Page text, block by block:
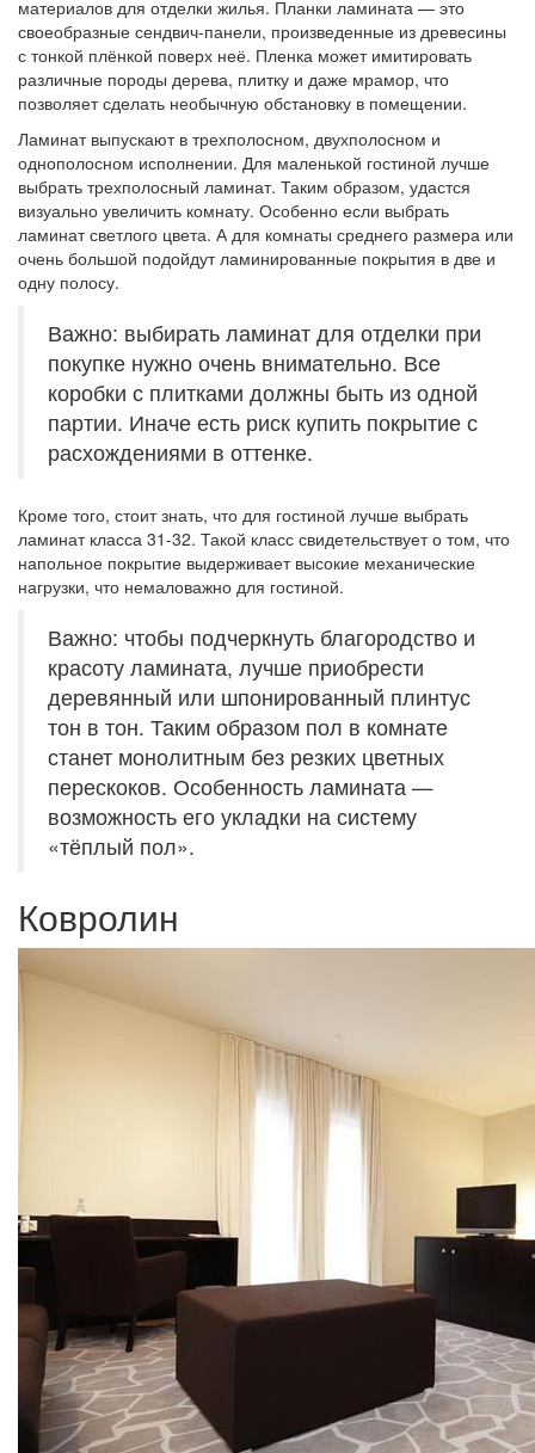
материалов для отделки жилья. Планки ламината — это
своеобразные сендвич-панели, произведенные из древесины
с тонкой плёнкой поверх неё. Пленка может имитировать
различные породы дерева, плитку и даже мрамор, что
позволяет сделать необычную обстановку в помещении.
Ламинат выпускают в трехполосном, двухполосном и
однополосном исполнении. Для маленькой гостиной лучше
выбрать трехполосный ламинат. Таким образом, удастся
визуально увеличить комнату. Особенно если выбрать
ламинат светлого цвета. А для комнаты среднего размера или
очень большой подойдут ламинированные покрытия в две и
одну полосу.
Важно: выбирать ламинат для отделки при
покупке нужно очень внимательно. Все
коробки с плитками должны быть из одной
партии. Иначе есть риск купить покрытие с
расхождениями в оттенке.
Кроме того, стоит знать, что для гостиной лучше выбрать
ламинат класса 31-32. Такой класс свидетельствует о том, что
напольное покрытие выдерживает высокие механические
нагрузки, что немаловажно для гостиной.
Важно: чтобы подчеркнуть благородство и
красоту ламината, лучше приобрести
деревянный или шпонированный плинтус
тон в тон. Таким образом пол в комнате
станет монолитным без резких цветных
перескоков. Особенность ламината —
возможность его укладки на систему
«тёплый пол».
Ковролин